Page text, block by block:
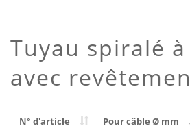
Tuyau spiralé
avec
N° d'article Pour câble Ø mm